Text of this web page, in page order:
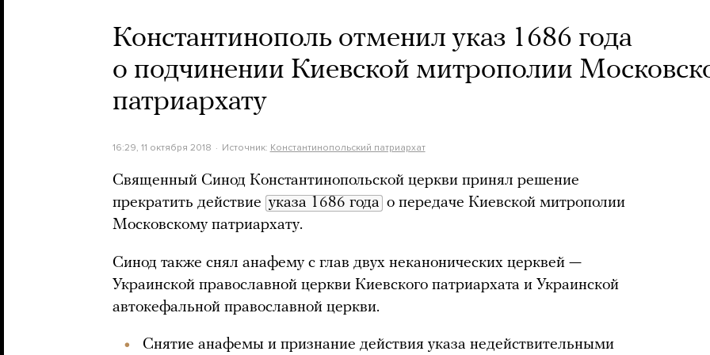
Константинополь отменил указ 1686 года
о подчинении Киевской митрополии
патриархату
16:29, 11 октября 2018 Источник: Константинопольский патриархат
Священный Синод Константинопольской церкви принял решение
прекратить действие указа 1686 года о передаче Киевской митрополии
Московскому патриархату.
Синод также снял анафему с глав двух неканонических церквей —
Украинской православной церкви Киевского патриархата и Украинской
автокефальной православной церкви.
Снятие анафемы и признание действия указа недействительными